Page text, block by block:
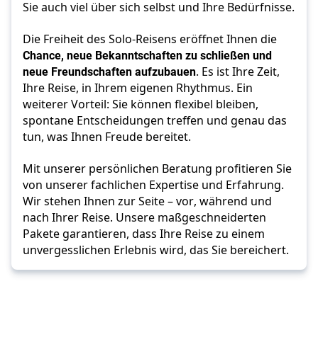
Chance, neue Bekanntschaften zu schließen und
neue Freundschaften aufzubauen. Es ist Ihre Zeit,
Ihre Reise, in Ihrem eigenen Rhythmus. Ein
weiterer Vorteil: Sie können flexibel bleiben,
spontane Entscheidungen treffen und genau das
tun, was Ihnen Freude bereitet.
Mit unserer persönlichen Beratung profitieren Sie
von unserer fachlichen Expertise und Erfahrung.
Wir stehen Ihnen zur Seite – vor, während und
nach Ihrer Reise. Unsere maßgeschneiderten
Pakete garantieren, dass Ihre Reise zu einem
unvergesslichen Erlebnis wird, das Sie bereichert.